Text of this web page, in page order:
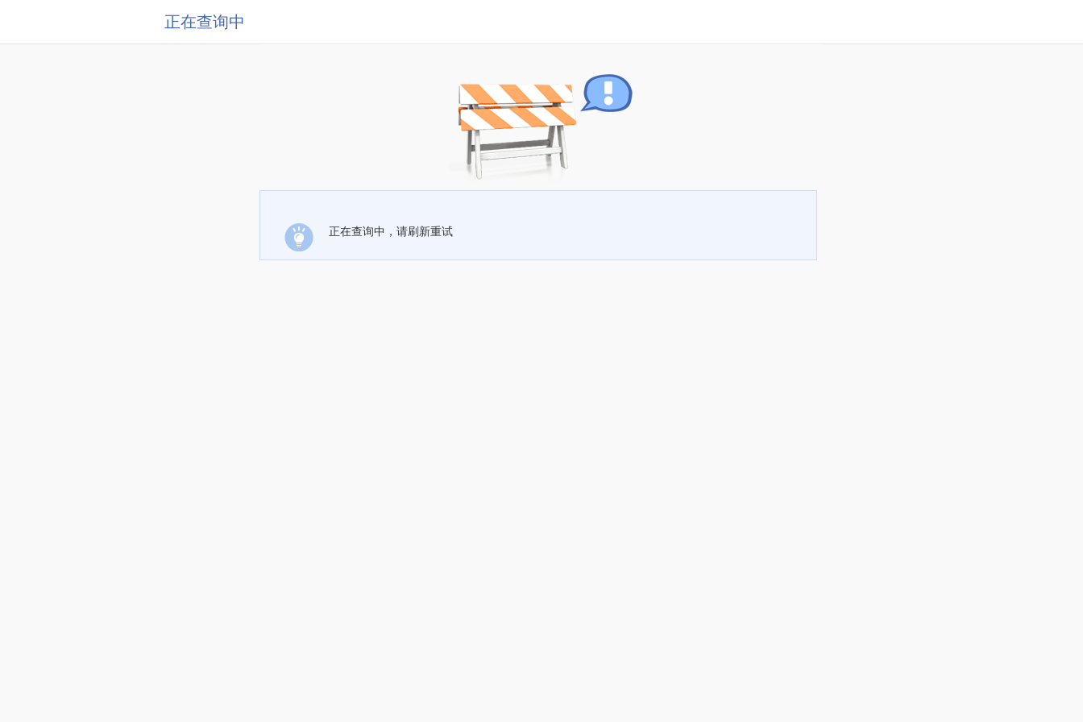
正在查询中
正在查询中，请刷新重试